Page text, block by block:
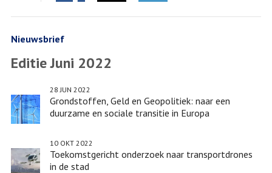
Nieuwsbrief
Editie Juni 2022
Grondstoffen, Geld en Geopolitiek: naar een
duurzame en sociale transitie in Europa
28 JUN 2022
Toekomstgericht onderzoek naar transportdrones
in de stad
10 OKT 2022